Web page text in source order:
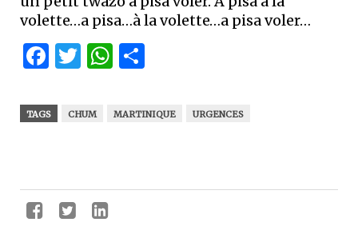
volette…a pisa…à la volette…a pisa voler…
Facebook
Twitter
WhatsApp
TAGS CHUM MARTINIQUE URGENCES